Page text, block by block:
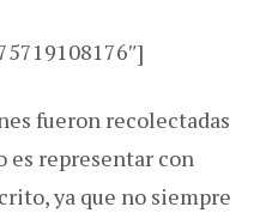
fueron recolectadas
representar con
ya que no siempre